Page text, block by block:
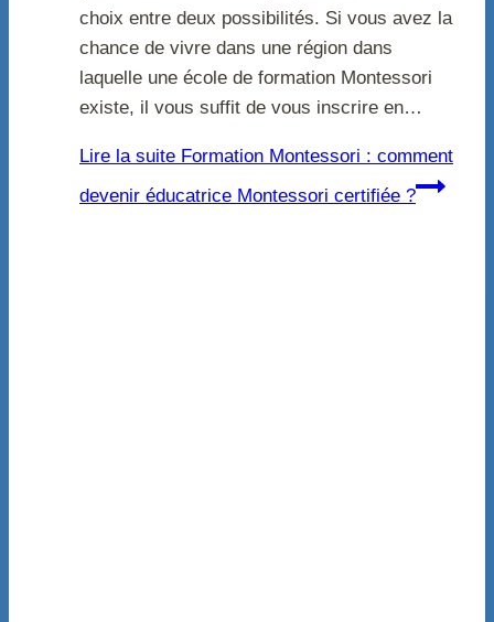
choix entre deux possibilités. Si vous avez la
chance de vivre dans une région dans
laquelle une école de formation Montessori
existe, il vous suffit de vous inscrire en…
Lire la suite Formation Montessori : comment
devenir éducatrice Montessori certifiée ?